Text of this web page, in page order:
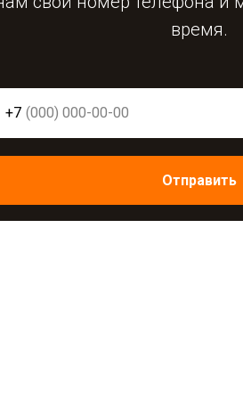
время.
+7
Отправить